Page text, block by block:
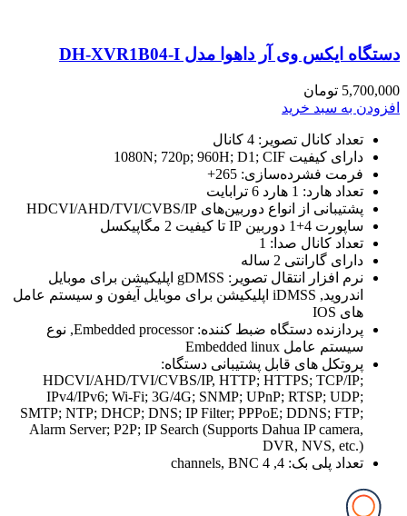
دستگاه ایکس وی آر داهوا مدل DH-XVR1B04-I
5,700,000 تومان
افزودن به سبد خرید
تعداد کانال تصویر: 4 کانال
دارای کیفیت 1080N; 720p; 960H; D1; CIF
فرمت فشرده‌سازی: 265+
تعداد هارد: 1 هارد 6 ترابایت
پشتیبانی از انواع دوربین‌های HDCVI/AHD/TVI/CVBS/IP
ساپورت 4+1 دوربین IP تا کیفیت 2 مگاپیکسل
تعداد کانال صدا: 1
دارای گارانتی 2 ساله
نرم افزار انتقال تصویر:
gDMSS اپلیکیشن برای موبایل
اندروید, iDMSS اپلیکیشن برای موبایل آیفون و سیستم عامل
های IOS
پردازنده دستگاه ضبط کننده: Embedded processor, نوع
سیستم عامل Embedded linux
پروتکل های قابل پشتیبانی دستگاه:
HDCVI/AHD/TVI/CVBS/IP, HTTP; HTTPS; TCP/IP;
IPv4/IPv6; Wi-Fi; 3G/4G; SNMP; UPnP; RTSP; UDP;
SMTP; NTP; DHCP; DNS; IP Filter; PPPoE; DDNS; FTP;
Alarm Server; P2P; IP Search (Supports Dahua IP camera,
DVR, NVS, etc.)
تعداد پلی بک: 4, 4 channels, BNC